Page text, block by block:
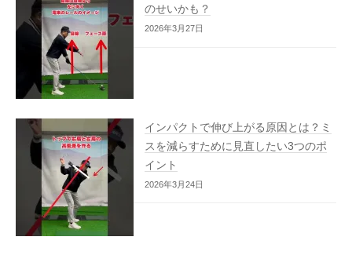
のせいかも？
2026年3月27日
インパクトで伸び上がる原因とは？ミ
スを減らすために見直したい3つのポ
イント
2026年3月24日